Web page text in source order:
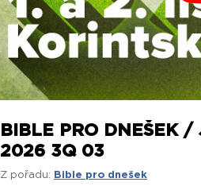
BIBLE PRO DNEŠEK
2026 3Q 03
Z pořadu: Bible pro dnešek